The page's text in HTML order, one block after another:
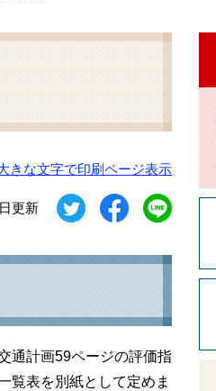
きな文字で印刷ページ表示
更新
通計画59ページの評価指
覧表を別紙として定めま